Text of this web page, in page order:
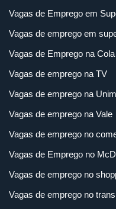
Vagas de Emprego em
Vagas de emprego em
Vagas de Emprego na
Vagas de emprego na TV
Vagas de emprego na
Vagas de emprego na Vale
Vagas de emprego no
Vagas de Emprego no
Vagas de emprego no
Vagas de emprego no